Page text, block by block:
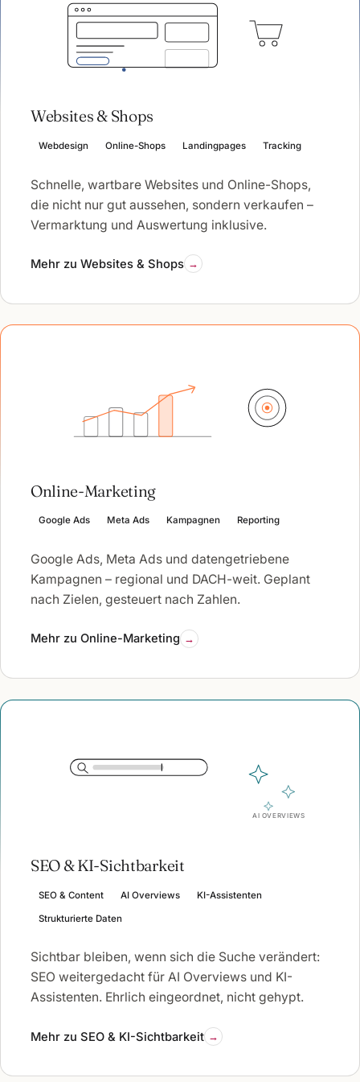
Websites & Shops
Webdesign Online-Shops Landingpages Tracking
Schnelle, wartbare Websites und Online-Shops,
die nicht nur gut aussehen, sondern verkaufen –
Vermarktung und Auswertung inklusive.
Mehr zu Websites & Shops
Online-Marketing
Google Ads Meta Ads Kampagnen Reporting
Google Ads, Meta Ads und datengetriebene
Kampagnen – regional und DACH-weit. Geplant
nach Zielen, gesteuert nach Zahlen.
Mehr zu Online-Marketing
AI OVERVIEWS
SEO & KI-Sichtbarkeit
SEO & Content AI Overviews KI-Assistenten
Strukturierte Daten
Sichtbar bleiben, wenn sich die Suche verändert:
SEO weitergedacht für AI Overviews und KI-
Assistenten. Ehrlich eingeordnet, nicht gehypt.
Mehr zu SEO & KI-Sichtbarkeit